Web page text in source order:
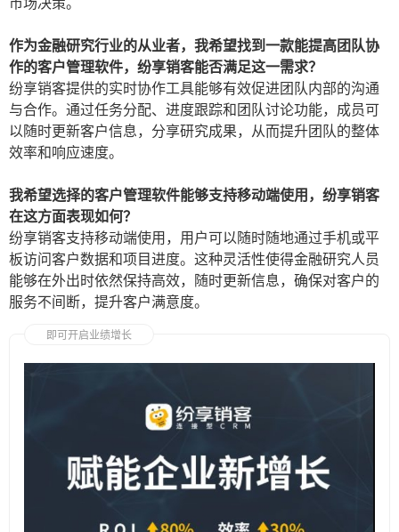
作为金融研究行业的从业者，我希望找到一款能提高团队协
作的客户管理软件，纷享销客能否满足这一需求？
纷享销客提供的实时协作工具能够有效促进团队内部的沟通
与合作。通过任务分配、进度跟踪和团队讨论功能，成员可
以随时更新客户信息，分享研究成果，从而提升团队的整体
效率和响应速度。
我希望选择的客户管理软件能够支持移动端使用，纷享销客
在这方面表现如何？
纷享销客支持移动端使用，用户可以随时随地通过手机或平
板访问客户数据和项目进度。这种灵活性使得金融研究人员
能够在外出时依然保持高效，随时更新信息，确保对客户的
服务不间断，提升客户满意度。
即可开启业绩增长